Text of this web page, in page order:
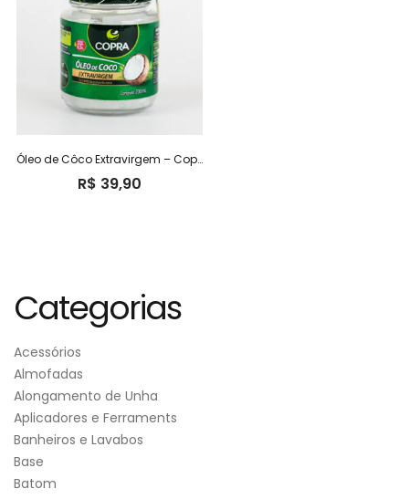
Óleo de Côco Extravirgem – Copra
R$ 39,90
Categorias
Acessórios
Almofadas
Alongamento de Unha
Aplicadores e Ferraments
Banheiros e Lavabos
Base
Batom